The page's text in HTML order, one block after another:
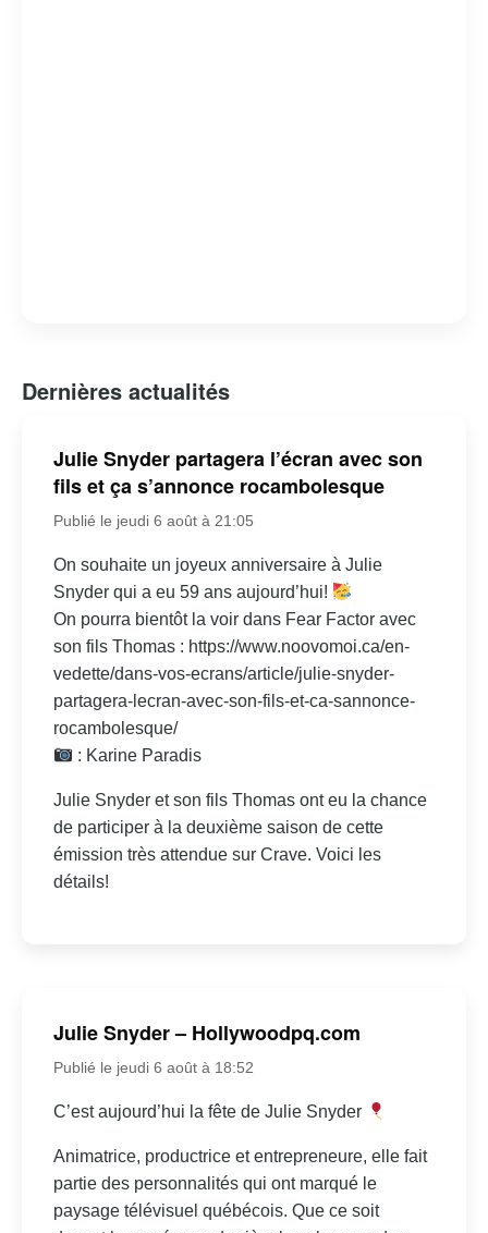
Dernières actualités
Julie Snyder partagera l’écran avec son
fils et ça s’annonce rocambolesque
Publié le jeudi 6 août à 21:05
On souhaite un joyeux anniversaire à Julie
Snyder qui a eu 59 ans aujourd’hui!
On pourra bientôt la voir dans Fear Factor avec
son fils Thomas : https://www.noovomoi.ca/en-
vedette/dans-vos-ecrans/article/julie-snyder-
partagera-lecran-avec-son-fils-et-ca-sannonce-
rocambolesque/
: Karine Paradis
Julie Snyder et son fils Thomas ont eu la chance
de participer à la deuxième saison de cette
émission très attendue sur Crave. Voici les
détails!
Julie Snyder – Hollywoodpq.com
Publié le jeudi 6 août à 18:52
C’est aujourd’hui la fête de Julie Snyder
Animatrice, productrice et entrepreneure, elle fait
partie des personnalités qui ont marqué le
paysage télévisuel québécois. Que ce soit